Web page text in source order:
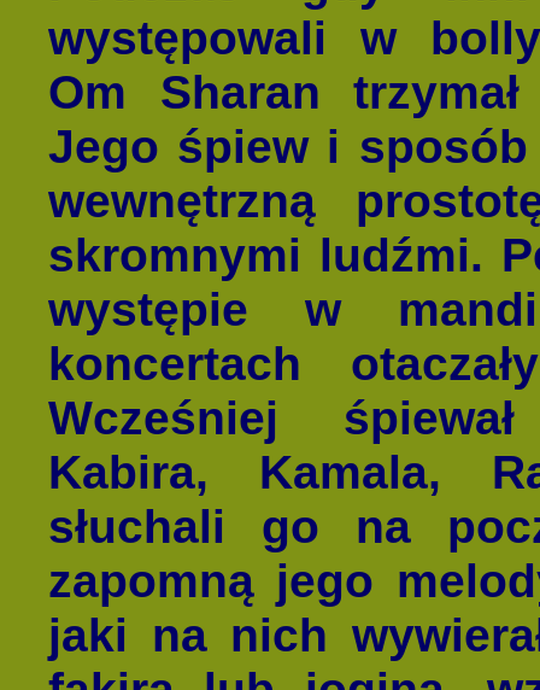
występowali w
Om Sharan
Jego śpiew i sposób
wewnętrzną
skromnymi ludźmi.
występie w
koncertach
Wcześniej
Kabira, Kamala,
słuchali go na
zapomną jego
jaki na nich